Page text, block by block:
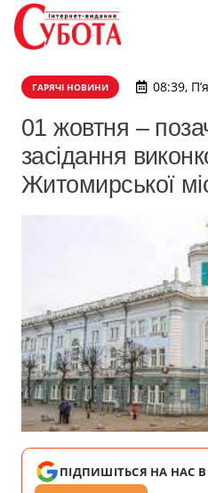
ГАРЯЧІ НОВИНИ 08:39,
01 жовтня –
засідання
Житомирської
ПІДПИШІТЬСЯ НА НАС В